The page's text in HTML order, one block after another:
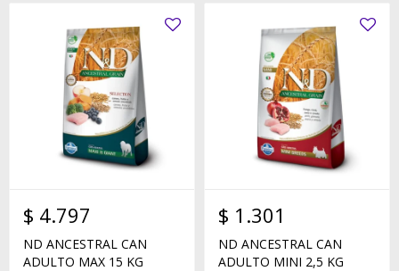
$ 4.797
ND ANCESTRAL CAN
ADULTO MAX 15 KG
$ 1.301
ND ANCESTRAL CAN
ADULTO MINI 2,5 KG